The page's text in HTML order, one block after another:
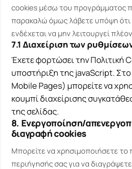
cookies μέσω του προγράμματος
παρακαλώ όμως λάβετε υπόψη ότι
ενδέχεται να μην λειτουργεί
7.1 Διαχείριση των
Έχετε φορτώσει την Πολιτική
υποστήριξη της javaScript.
Mobile Pages) μπορείτε να
κουμπί διαχείρισης
της σελίδας.
8. Ενεργοποίηση/
διαγραφή cookies
Μπορείτε να χρησιμοποιήσετε
περιήγησής σας για να